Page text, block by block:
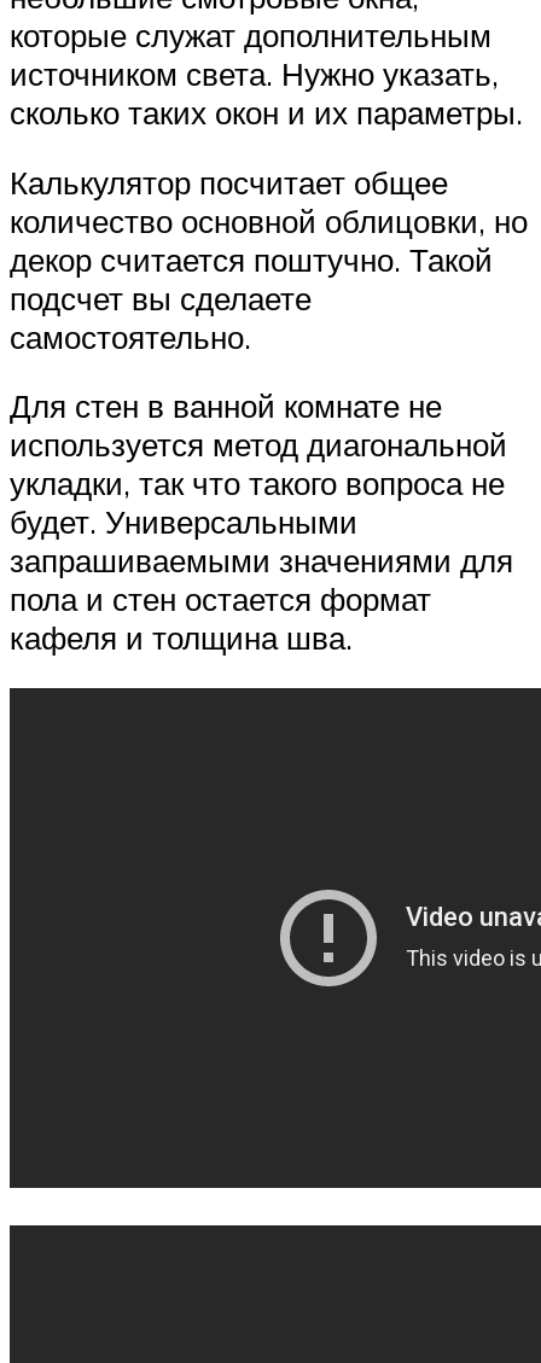
которые служат дополнительным
источником света. Нужно указать,
сколько таких окон и их параметры.
Калькулятор посчитает общее
количество основной облицовки, но
декор считается поштучно. Такой
подсчет вы сделаете
самостоятельно.
Для стен в ванной комнате не
используется метод диагональной
укладки, так что такого вопроса не
будет. Универсальными
запрашиваемыми значениями для
пола и стен остается формат
кафеля и толщина шва.